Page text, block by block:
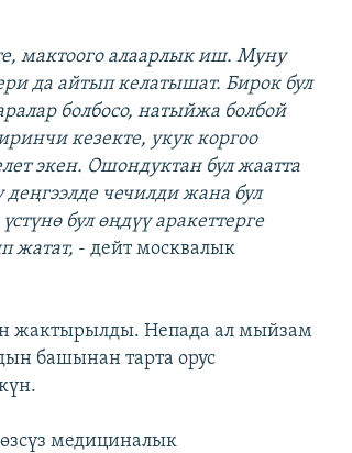
мактоого алаарлык иш. Муну
да айтып келатышат. Бирок бул
болбосо, натыйжа болбой
кезекте, укук коргоо
экен. Ошондуктан бул жаатта
чечилди жана бул
бул өңдүү аракеттерге
жатат, - дейт москвалык
жактырылды. Непада ал мыйзам
башынан тарта орус
медициналык